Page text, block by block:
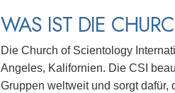
WAS IST DIE
Die Church of Scientology
Angeles, Kalifornien. Die CSI
Gruppen weltweit und sorgt